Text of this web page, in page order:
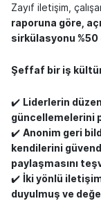
Zayıf iletişim,
raporuna göre,
sirkülasyonu %50
Şeffaf bir iş
✔️ Liderlerin
güncellemelerini
✔️ Anonim geri
kendilerini
paylaşmasını
✔️
İki yönlü
duyulmuş ve